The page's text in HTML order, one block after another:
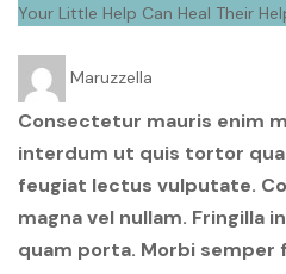
Your Little Help Can Heal Their
Maruzzella
Consectetur mauris enim
interdum ut quis tortor
feugiat lectus vulputate.
magna vel nullam.
quam porta. Morbi semper